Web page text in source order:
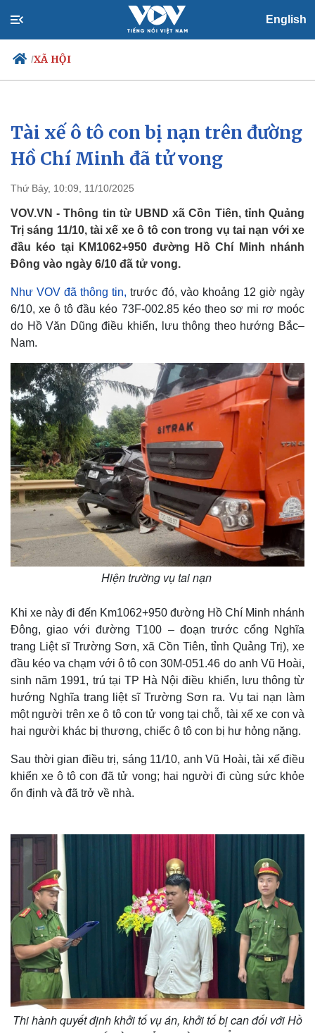
English
/XÃ HỘI
Chính trị
Đảng
Tổ chức nhân sự
Nhận diện sự thật
Xã hội
Tin 24h
Dự báo thời tiết
Việc làm
Biển đảo
Tài xế ô tô con bị nạn trên đường
Hồ Chí Minh đã tử vong
Thứ Bảy, 10:09, 11/10/2025
VOV.VN - Thông tin từ UBND xã Cồn Tiên, tỉnh Quảng
Trị sáng 11/10, tài xế xe ô tô con trong vụ tai nạn với xe
đầu kéo tại KM1062+950 đường Hồ Chí Minh nhánh
Đông vào ngày 6/10 đã tử vong.
Như VOV đã thông tin, trước đó, vào khoảng 12 giờ ngày
6/10, xe ô tô đầu kéo 73F-002.85 kéo theo sơ mi rơ moóc
do Hồ Văn Dũng điều khiển, lưu thông theo hướng Bắc–
Nam.
Hiện trường vụ tai nạn
Khi xe này đi đến Km1062+950 đường Hồ Chí Minh nhánh
Đông, giao với đường T100 – đoạn trước cổng Nghĩa
trang Liệt sĩ Trường Sơn, xã Cồn Tiên, tỉnh Quảng Trị), xe
đầu kéo va chạm với ô tô con 30M-051.46 do anh Vũ Hoài,
sinh năm 1991, trú tại TP Hà Nội điều khiển, lưu thông từ
hướng Nghĩa trang liệt sĩ Trường Sơn ra. Vụ tai nạn làm
một người trên xe ô tô con tử vong tại chỗ, tài xế xe con và
hai người khác bị thương, chiếc ô tô con bị hư hỏng nặng.
Sau thời gian điều trị, sáng 11/10, anh Vũ Hoài, tài xế điều
khiển xe ô tô con đã tử vong; hai người đi cùng sức khỏe
ổn định và đã trở về nhà.
Thi hành quyết định khởi tố vụ án, khởi tố bị can đối với Hồ